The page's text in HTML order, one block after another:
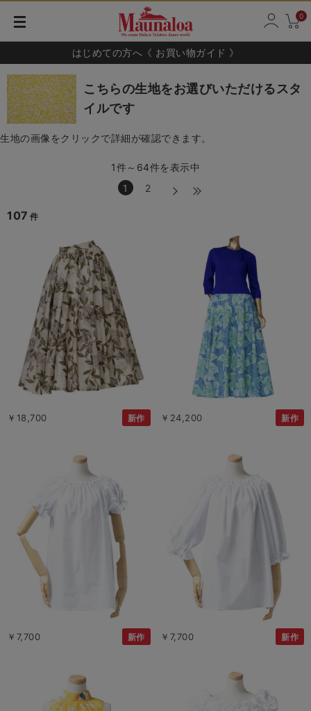
0
はじめての方へ《 お買い物ガイド 》
こちらの生地をお選びいただけるスタ
イルです
生地の画像をクリックで詳細が確認できます。
1件～64件を表示中
1
2
107 件
￥18,700 新作 ￥24,200 新作
￥7,700 新作 ￥7,700 新作